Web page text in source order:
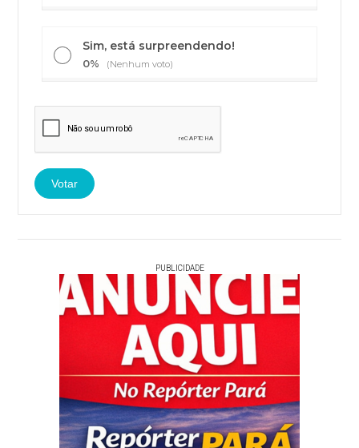
Sim, está surpreendendo!
0% (Nenhum voto)
PUBLICIDADE